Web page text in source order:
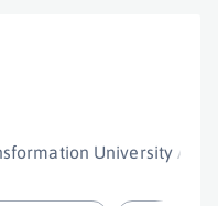
University